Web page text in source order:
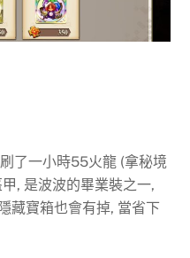
了一小時55火龍 (拿秘境
, 是波波的畢業裝之一,
藏寶箱也會有掉, 當省下